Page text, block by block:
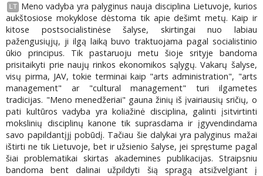
LT
Meno vadyba yra palyginus nauja disciplina Lietuvoje, kurios
aukštosiose mokyklose dėstoma tik apie dešimt metų. Kaip ir
kitose postsocialistinėse šalyse, skirtingai nuo labiau
pažengusiųjų, ji ilgą laiką buvo traktuojama pagal socialistinio
ūkio principus. Tik pastaruoju metu šioje srityje bandoma
prisitaikyti prie naujų rinkos ekonomikos sąlygų. Vakarų šalyse,
visų pirma, JAV, tokie terminai kaip "arts administration", "arts
management" ar "cultural management" turi ilgametes
tradicijas. "Meno menedžeriai" gauna žinių iš įvairiausių sričių, o
pati kultūros vadyba yra koliažinė disciplina, galinti įsitvirtinti
mokslinių disciplinų kanone tik suprasdama ir įgyvendindama
savo papildantįjį pobūdį. Tačiau šie dalykai yra palyginus mažai
ištirti ne tik Lietuvoje, bet ir užsienio šalyse, jei spręstume pagal
šiai problematikai skirtas akademines publikacijas. Straipsniu
bandoma bent dalinai užpildyti šią spragą atsižvelgiant į